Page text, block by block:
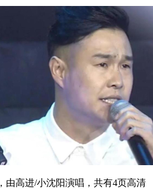
由高进/小沈阳演唱，共有4页高清